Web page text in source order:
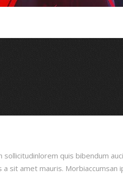
quis bibendum
sit amet mauris. Morbiaccumsan